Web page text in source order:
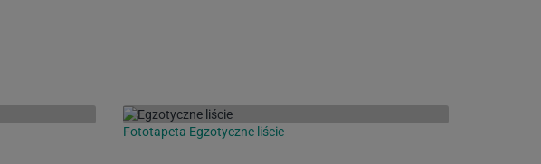
Fototapeta Egzotyczne liście